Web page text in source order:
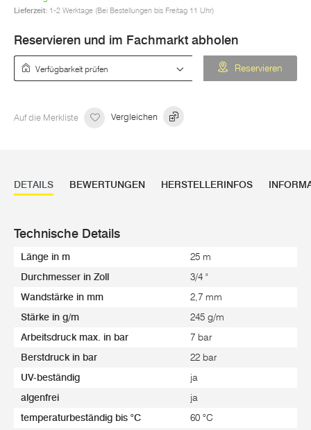
Lieferzeit: 1-2 Werktage (Bei Bestellungen bis Freitag 11 Uhr)
Reservieren und im Fachmarkt abholen
Reservieren
Auf die Merkliste Vergleichen
DETAILS BEWERTUNGEN HERSTELLERINFOS
Technische Details
Länge in m 25 m
Durchmesser in Zoll 3/4 "
Wandstärke in mm 2,7 mm
Stärke in g/m 245 g/m
Arbeitsdruck max. in bar 7 bar
Berstdruck in bar 22 bar
UV-beständig ja
algenfrei ja
temperaturbeständig bis °C 60 °C